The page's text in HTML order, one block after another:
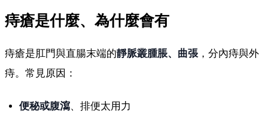
痔瘡是什麼、為什麼會有
痔瘡是肛門與直腸末端的靜脈叢腫脹、曲張，分內痔與外
痔。常見原因：
便秘或腹瀉、排便太用力